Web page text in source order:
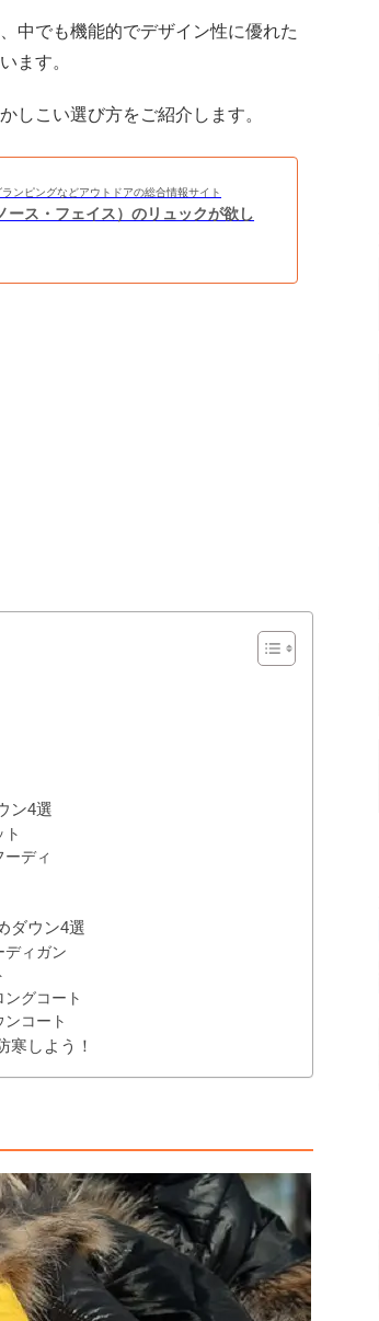
中でも機能的でデザイン性に優れた
ます。
しこい選び方をご紹介します。
ンピングなどアウトドアの総合情報サイト
ース・フェイス）のリュックが欲し
ン4選
ディ
ダウン4選
ディガン
グコート
コート
寒しよう！